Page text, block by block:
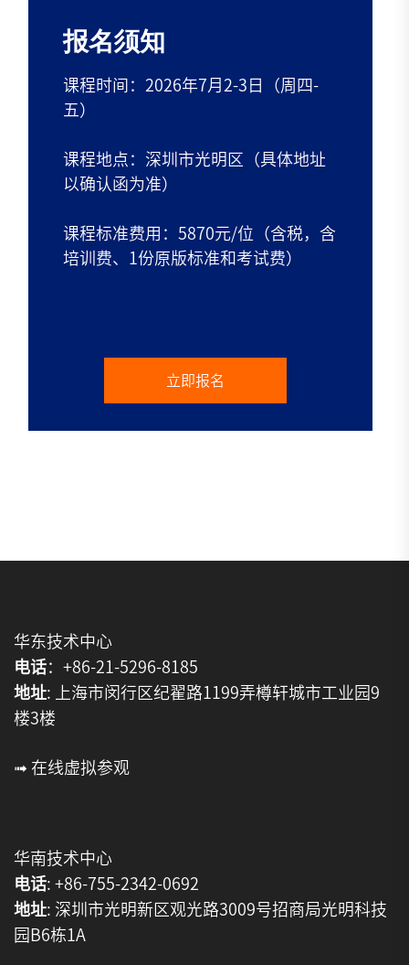
报名须知
课程时间：2026年7月2-3日（周四-
五）
课程地点：深圳市光明区（具体地址
以确认函为准）
课程标准费用：5870元/位（含税，含
培训费、1份原版标准和考试费）
立即报名
华东技术中心
电话：+86-21-5296-8185
地址: 上海市闵行区纪翟路1199弄樽轩城市工业园9
楼3楼
➟ 在线虚拟参观
华南技术中心
电话: +86-755-2342-0692
地址: 深圳市光明新区观光路3009号招商局光明科技
园B6栋1A